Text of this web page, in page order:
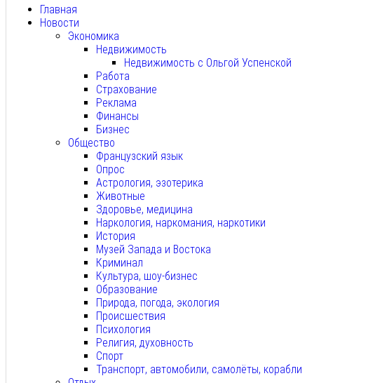
Главная
Новости
Экономика
Недвижимость
Недвижимость с Ольгой Успенской
Работа
Страхование
Реклама
Финансы
Бизнес
Общество
Французский язык
Опрос
Астрология, эзотерика
Животные
Здоровье, медицина
Наркология, наркомания, наркотики
История
Музей Запада и Востока
Криминал
Культура, шоу-бизнес
Образование
Природа, погода, экология
Происшествия
Психология
Религия, духовность
Спорт
Транспорт, автомобили, самолёты, корабли